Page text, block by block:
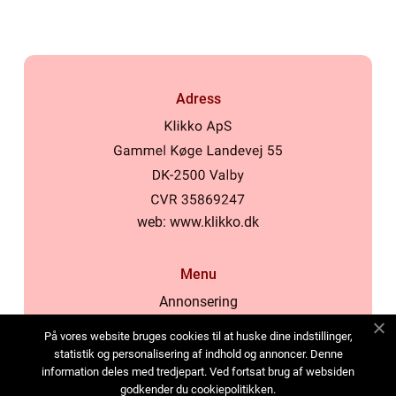
Adress
web: www.klikko.dk
Menu
Annonsering
Cookies
Kontakta oss
På vores website bruges cookies til at huske dine indstillinger,
statistik og personalisering af indhold og annoncer. Denne
information deles med tredjepart. Ved fortsat brug af websiden
godkender du cookiepolitikken.